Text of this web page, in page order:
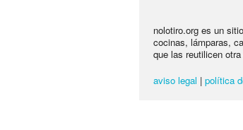
nolotiro.org es un
cocinas, lámparas,
que las reutilicen
aviso legal | política